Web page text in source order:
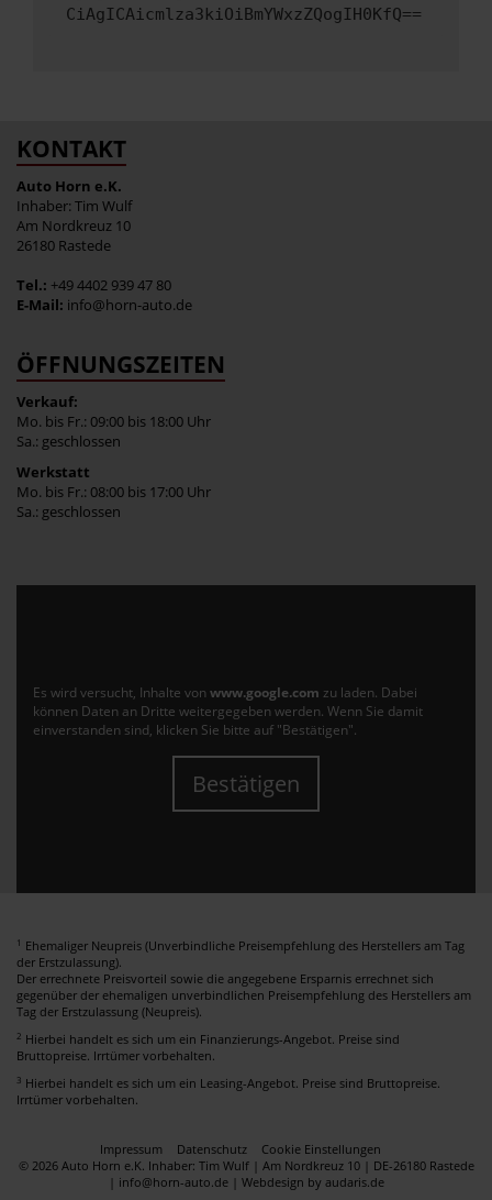
CiAgICAicmlza3kiOiBmYWxzZQogIH0KfQ==
KONTAKT
Auto Horn e.K.
Inhaber: Tim Wulf
Am Nordkreuz 10
26180 Rastede
Tel.: +49 4402 939 47 80
E-Mail: info@horn-auto.de
ÖFFNUNGSZEITEN
Verkauf:
Mo. bis Fr.: 09:00 bis 18:00 Uhr
Sa.: geschlossen
Werkstatt
Mo. bis Fr.: 08:00 bis 17:00 Uhr
Sa.: geschlossen
Es wird versucht, Inhalte von www.google.com zu laden. Dabei
können Daten an Dritte weitergegeben werden. Wenn Sie damit
einverstanden sind, klicken Sie bitte auf "Bestätigen".
Bestätigen
1 Ehemaliger Neupreis (Unverbindliche Preisempfehlung des Herstellers am Tag
der Erstzulassung).
Der errechnete Preisvorteil sowie die angegebene Ersparnis errechnet sich
gegenüber der ehemaligen unverbindlichen Preisempfehlung des Herstellers am
Tag der Erstzulassung (Neupreis).
2 Hierbei handelt es sich um ein Finanzierungs-Angebot. Preise sind
Bruttopreise. Irrtümer vorbehalten.
3 Hierbei handelt es sich um ein Leasing-Angebot. Preise sind Bruttopreise.
Irrtümer vorbehalten.
Impressum Datenschutz
Cookie Einstellungen
© 2026 Auto Horn e.K. Inhaber: Tim Wulf | Am Nordkreuz 10 | DE-26180 Rastede
| info@horn-auto.de | Webdesign by audaris.de